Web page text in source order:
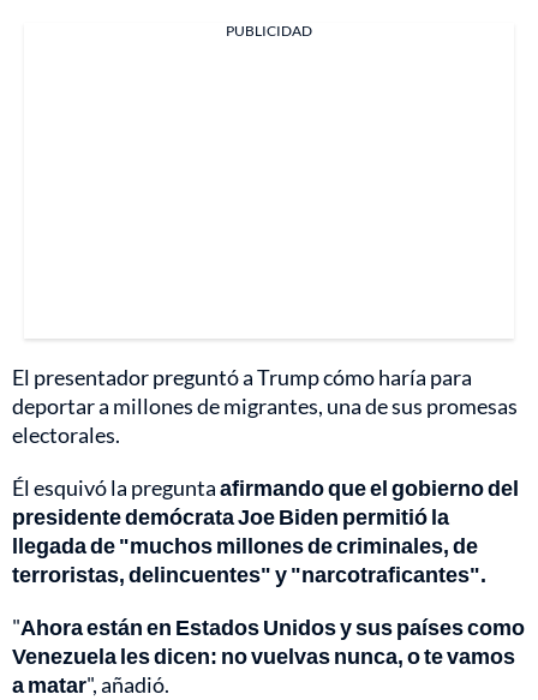
PUBLICIDAD
El presentador preguntó a Trump cómo haría para
deportar a millones de migrantes, una de sus promesas
electorales.
Él esquivó la preguntaafirmando que el gobierno del
presidente demócrata Joe Biden permitió la
llegada de "muchos millones de criminales, de
terroristas, delincuentes" y "narcotraficantes".
"Ahora están en Estados Unidos y sus países como
Venezuela les dicen: no vuelvas nunca, o te vamos
a matar", añadió.